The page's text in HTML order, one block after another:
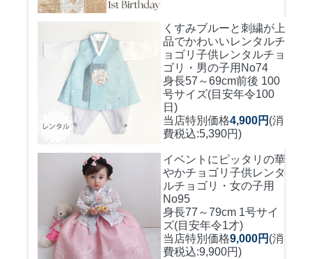
くすみブルーと刺繍が上
品でかわいいレンタルチ
ョゴリ 子供レンタルチョ
ゴリ・男の子用No74
身長57～69cm前後 100
号サイズ(目安年令100
日)
当店特別価格4,900円 (消
費税込:5,390円)
イベントにピッタリの華
やかチョゴリ 子供レンタ
ルチョゴリ・女の子用
No95
身長77～79cm 1号サイ
ズ(目安年令1才)
当店特別価格9,000円 (消
費税込:9,900円)